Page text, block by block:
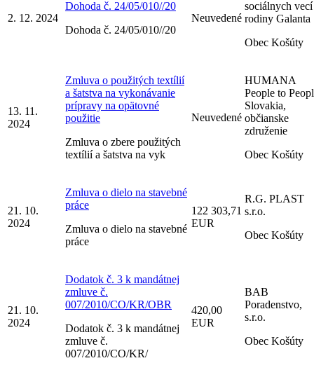
2. 12. 2024
Dohoda č. 24/05/010//20
Dohoda č. 24/05/010//20
Neuvedené
sociálnych vecí
rodiny Galanta
Obec Košúty
13. 11.
2024
Zmluva o použitých textílií
a šatstva na vykonávanie
prípravy na opätovné
použitie
Zmluva o zbere použitých
textílií a šatstva na vyk
Neuvedené
HUMANA
People to
Slovakia,
občianske
združenie
Obec Košúty
21. 10.
2024
Zmluva o dielo na stavebné
práce
Zmluva o dielo na stavebné
práce
122 303,71
EUR
R.G. PLAST
s.r.o.
Obec Košúty
21. 10.
2024
Dodatok č. 3 k mandátnej
zmluve č.
007/2010/CO/KR/OBR
Dodatok č. 3 k mandátnej
zmluve č.
007/2010/CO/KR/
420,00
EUR
BAB
Poradenstvo,
s.r.o.
Obec Košúty